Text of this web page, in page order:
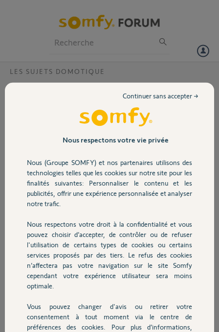
Volet
Sécurité
Domotique
Chauffage
Autres produits
Devis avec un pro
LES SUJETS DOMOTIQUE
Tahoma Switch 2 - Demande d'activation
Je souhaite intégrer ma TaHoma Switch dans Home Assistant via
l'intégration Overkiz en mode API locale.
Cette intégration nécessite l'activation du mode développeur sur la
box afin de générer un token d'authentification.
Pourriez-vous activer le mode développeur sur ma TaHoma Switch à
distance ?
Modèle : TaHoma Switch 2
PIN : 2332-2556-9245
Version firmware : 2026.1.3-4
Merci d'avance pour votre aide.
il y a environ un mois
Participer au fil de discussion
Nous respectons votre vie privée
Nous (Groupe SOMFY) et nos partenaires utilisons des
technologies telles que les cookies sur notre site pour les
finalités suivantes: Personnaliser le contenu et les
publicités, offrir une expérience personnalisée et analyser
notre trafic.
Nous respectons votre droit à la confidentialité et vous
pouvez choisir d’accepter, de contrôler ou de refuser
l'utilisation de certains types de cookies ou certains
services proposés par des tiers. Le refus des cookies
n’affectera pas votre navigation sur le site Somfy
cependant votre expérience utilisateur sera moins
optimale.
Vous pouvez changer d'avis ou retirer votre
consentement à tout moment via le centre de
préférences des cookies. Pour plus d’informations,
Continuer sans accepter →